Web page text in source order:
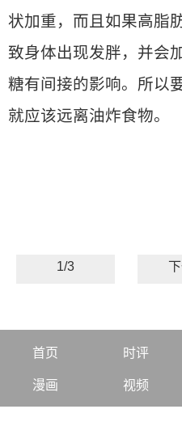
状加重，而且如果高脂
致身体出现发胖，并会
糖有间接的影响。所以
就应该远离油炸食物。
1/3
首页 时评
漫画 视频